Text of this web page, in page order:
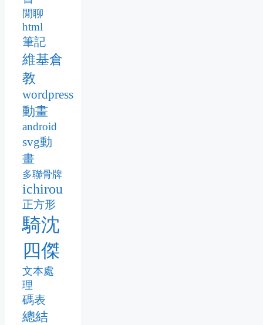
閒聊
html
筆記
維基倉
教
wordpress
動畫
android
svg動
畫
多聯骨牌
ichirou
正方形
騎沈
四傑
文本處
理
碼表
總結